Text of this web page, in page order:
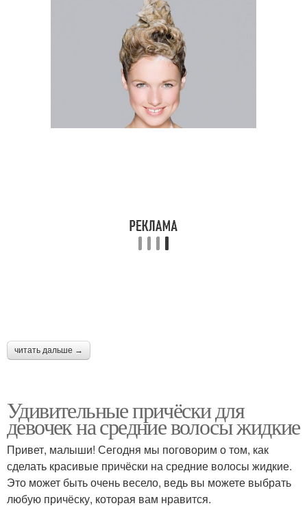
читать дальше →
Удивительные причёски для
девочек на средние волосы жидкие
Привет, малыши! Сегодня мы поговорим о том, как
сделать красивые причёски на средние волосы жидкие.
Это может быть очень весело, ведь вы можете выбрать
любую причёску, которая вам нравится.